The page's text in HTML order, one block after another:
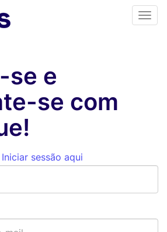
se e
se com
Iniciar sessão aqui